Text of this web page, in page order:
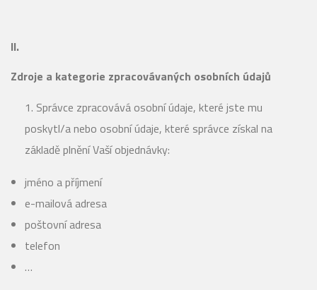
II.
Zdroje a kategorie zpracovávaných osobních údajů
Správce zpracovává osobní údaje, které jste mu
poskytl/a nebo osobní údaje, které správce získal na
základě plnění Vaší objednávky:
jméno a příjmení
e-mailová adresa
poštovní adresa
telefon
…